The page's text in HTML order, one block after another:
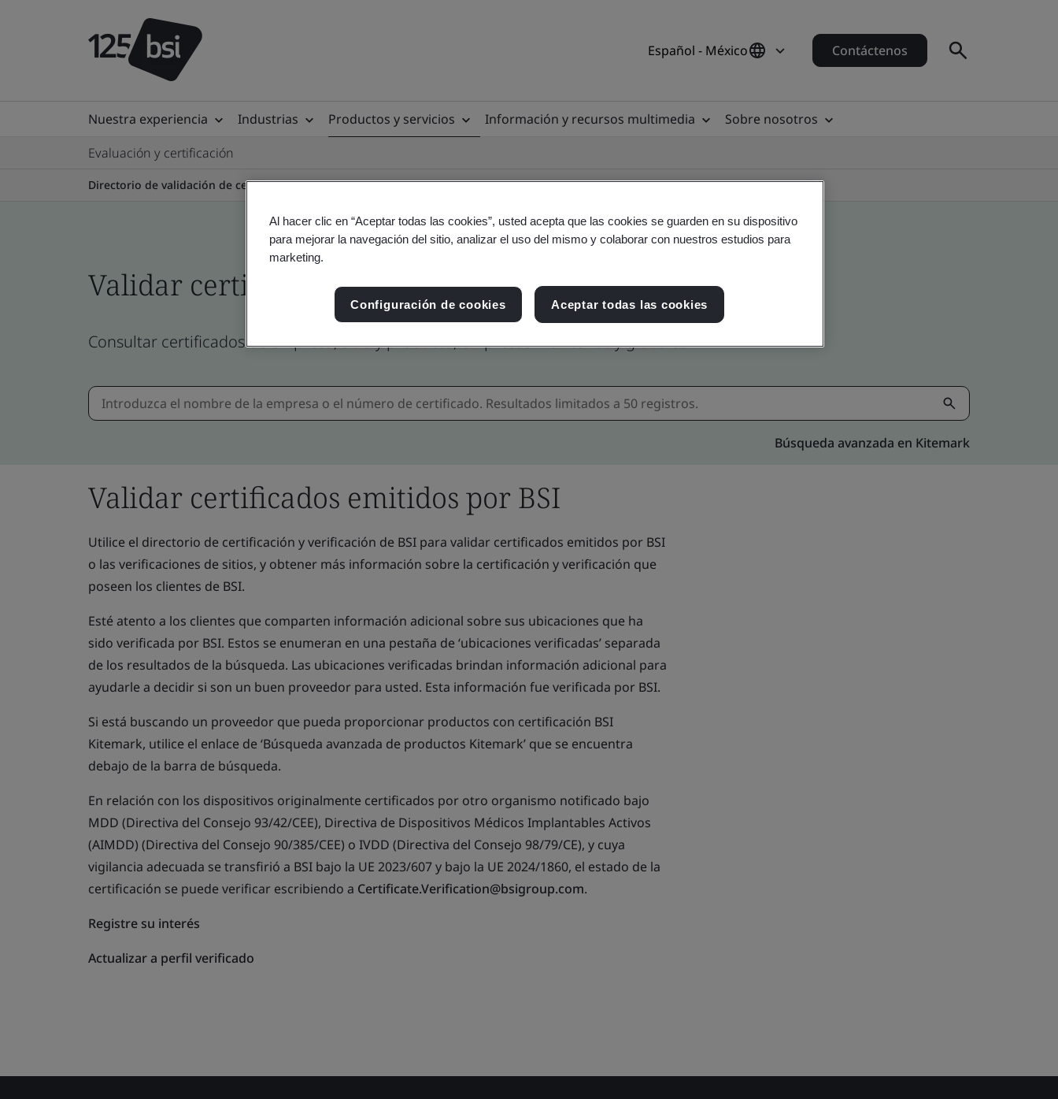
Español - México Contáctenos
Nuestra experiencia Industrias Productos y servicios Información y recursos multimedia
Sobre nosotros
Evaluación y certificación
Directorio de validación de certificados
Validar certificados emitidos por BSI
Consultar certificados de empresa, sitio y producto, empresas Mexicanas y globales
Búsqueda avanzada en Kitemark
Validar certificados emitidos por BSI
Utilice el directorio de certificación y verificación de BSI para validar certificados emitidos por BSI
o las verificaciones de sitios, y obtener más información sobre la certificación y verificación que
poseen los clientes de BSI.
Esté atento a los clientes que comparten información adicional sobre sus ubicaciones que ha
sido verificada por BSI. Estos se enumeran en una pestaña de ‘ubicaciones verificadas’ separada
de los resultados de la búsqueda. Las ubicaciones verificadas brindan información adicional para
ayudarle a decidir si son un buen proveedor para usted. Esta información fue verificada por BSI.
Si está buscando un proveedor que pueda proporcionar productos con certificación BSI
Kitemark, utilice el enlace de ‘Búsqueda avanzada de productos Kitemark’ que se encuentra
debajo de la barra de búsqueda.
En relación con los dispositivos originalmente certificados por otro organismo notificado bajo
MDD (Directiva del Consejo 93/42/CEE), Directiva de Dispositivos Médicos Implantables Activos
(AIMDD) (Directiva del Consejo 90/385/CEE) o IVDD (Directiva del Consejo 98/79/CE), y cuya
vigilancia adecuada se transfirió a BSI bajo la UE 2023/607 y bajo la UE 2024/1860, el estado de la
certificación se puede verificar escribiendo a Certificate.Verification@bsigroup.com.
Registre su interés
Actualizar a perfil verificado
Al hacer clic en “Aceptar todas las cookies”, usted acepta que las cookies se guarden en su dispositivo
para mejorar la navegación del sitio, analizar el uso del mismo y colaborar con nuestros estudios para
marketing.
Configuración de cookies Aceptar todas las cookies